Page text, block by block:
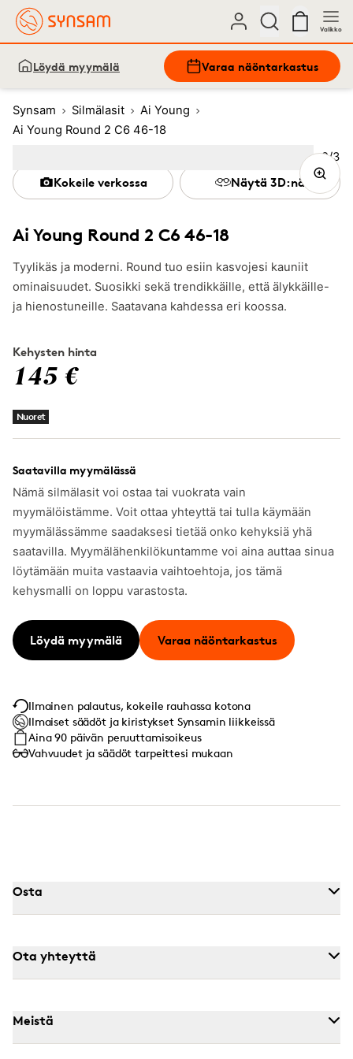
Valikko
Löydä myymälä Varaa näöntarkastus
Synsam Silmälasit
Ai Young
Ai Young Round 2 C6 46-18
Ai Young Round 2 C6 46-18
Tyylikäs ja moderni. Round tuo esiin kasvojesi kauniit
ominaisuudet. Suosikki sekä trendikkäille, että älykkäille-
ja hienostuneille. Saatavana kahdessa eri koossa.
Kehysten hinta
145 €
Nuoret
Saatavilla myymälässä
Nämä silmälasit voi ostaa tai vuokrata vain
myymälöistämme. Voit ottaa yhteyttä tai tulla käymään
myymälässämme saadaksesi tietää onko kehyksiä yhä
saatavilla. Myymälähenkilökuntamme voi aina auttaa sinua
löytämään muita vastaavia vaihtoehtoja, jos tämä
kehysmalli on loppu varastosta.
Löydä myymälä Varaa näöntarkastus
Kokeile verkossa Näytä 3D:nä
Ilmainen palautus, kokeile rauhassa kotona
Ilmaiset säädöt ja kiristykset Synsamin liikkeissä
Aina 90 päivän peruuttamisoikeus
Vahvuudet ja säädöt tarpeittesi mukaan
Kuva
2/3
3
Osta
Ota yhteyttä
Meistä